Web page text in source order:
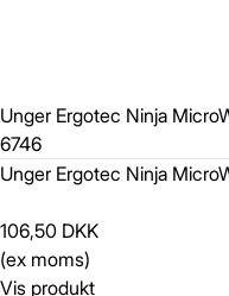
Unger Ergotec Ninja
6746
Unger Ergotec Ninja
106,50 DKK
(ex moms)
Vis produkt